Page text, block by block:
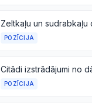
POZĪCIJA
Citādi izstrādājumi no
POZĪCIJA